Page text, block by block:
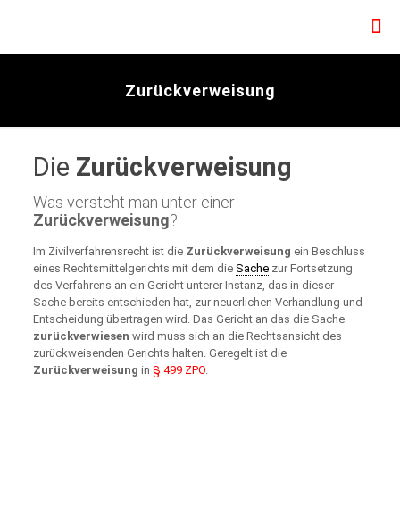
Zurückverweisung
Die Zurückverweisung
Was versteht man unter einer
Zurückverweisung?
Im Zivilverfahrensrecht ist die Zurückverweisung ein Beschluss
eines Rechtsmittelgerichts mit dem die Sachezur Fortsetzung
des Verfahrens an ein Gericht unterer Instanz, das in dieser
Sache bereits entschieden hat, zur neuerlichen Verhandlung und
Entscheidung übertragen wird. Das Gericht an das die Sache
zurückverwiesen wird muss sich an die Rechtsansicht des
zurückweisenden Gerichts halten. Geregelt ist die
Zurückverweisung in § 499 ZPO.